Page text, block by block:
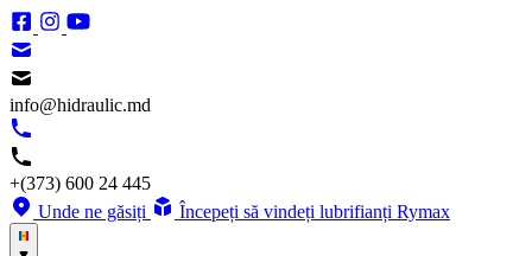
info@hidraulic.md
+(373) 600 24 445
Unde ne găsiți
Începeți să vindeți lubrifianți Rymax